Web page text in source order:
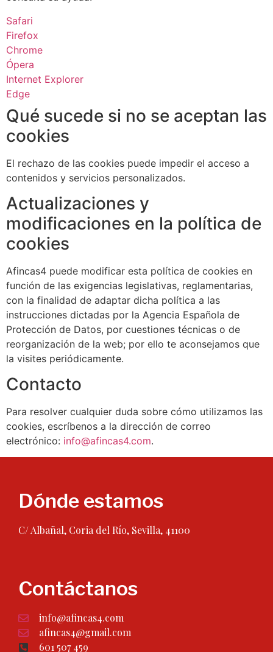
Safari
Firefox
Chrome
Ópera
Internet Explorer
Edge
Qué sucede si no se aceptan las
cookies
El rechazo de las cookies puede impedir el acceso a
contenidos y servicios personalizados.
Actualizaciones y
modificaciones en la política de
cookies
Afincas4 puede modificar esta política de cookies en
función de las exigencias legislativas, reglamentarias,
con la finalidad de adaptar dicha política a las
instrucciones dictadas por la Agencia Española de
Protección de Datos, por cuestiones técnicas o de
reorganización de la web; por ello te aconsejamos que
la visites periódicamente.
Contacto
Para resolver cualquier duda sobre cómo utilizamos las
cookies, escríbenos a la dirección de correo
electrónico: info@afincas4.com.
Dónde estamos
C/ Albañal, Coria del Río, Sevilla, 41100
Contáctanos
info@afincas4.com
afincas4@gmail.com
601 507 459